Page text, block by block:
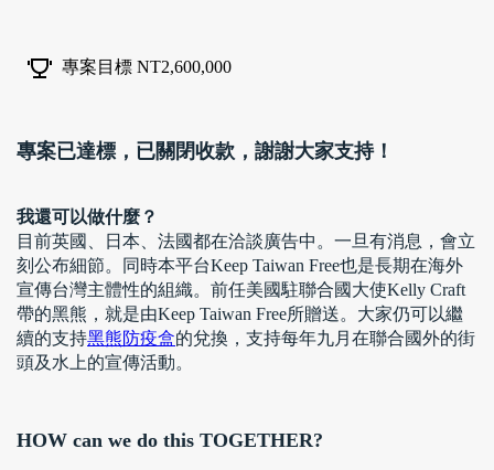
專案目標 NT2,600,000
專案已達標，已關閉收款，謝謝大家支持！
我還可以做什麼？
目前英國、日本、法國都在洽談廣告中。一旦有消息，會立
刻公布細節。同時本平台Keep Taiwan Free也是長期在海外
宣傳台灣主體性的組織。前任美國駐聯合國大使Kelly Craft
帶的黑熊，就是由Keep Taiwan Free所贈送。大家仍可以繼
續的支持黑熊防疫盒的兌換，支持每年九月在聯合國外的街
頭及水上的宣傳活動。
HOW can we do this TOGETHER?